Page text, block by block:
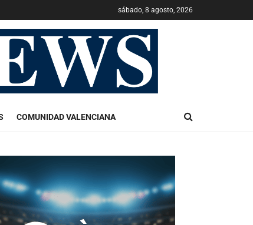
sábado, 8 agosto, 2026
COMUNIDAD VALENCIANA